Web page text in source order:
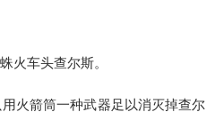
火车头查尔斯。
火箭筒一种武器足以消灭掉查尔